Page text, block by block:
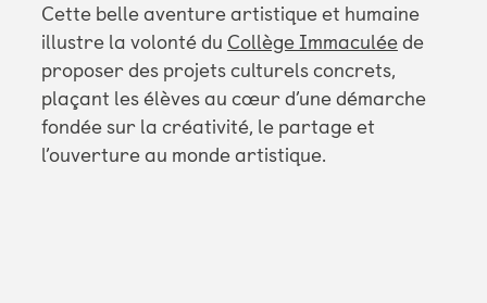
Cette belle aventure artistique et humaine
illustre la volonté du Collège Immaculéede
proposer des projets culturels concrets,
plaçant les élèves au cœur d’une démarche
fondée sur la créativité, le partage et
l’ouverture au monde artistique.